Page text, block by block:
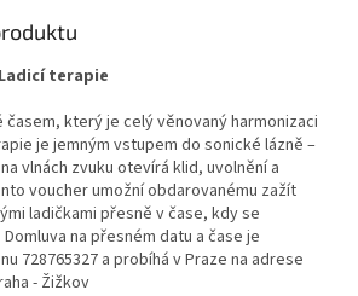
terapie
který je celý věnovaný harmonizaci
je jemným vstupem do sonické lázně –
vlnách zvuku otevírá klid, uvolnění a
voucher umožní obdarovanému zažít
ladičkami přesně v čase, kdy se
na přesném datu a čase je
728765327 a probíhá v Praze na adrese
- Žižkov